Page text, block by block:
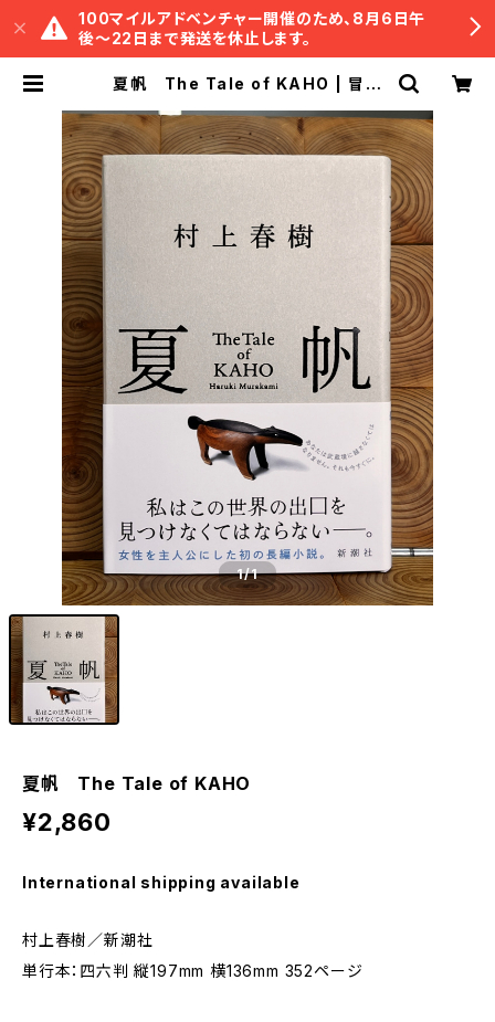
100マイルアドベンチャー開催のため、8月6日午
後〜22日まで発送を休止します。
夏帆 The Tale of KAHO | 冒険
1/1
夏帆 The Tale of KAHO
¥2,860
International shipping available
村上春樹／新潮社
単行本：四六判 縦197mm 横136mm 352ページ